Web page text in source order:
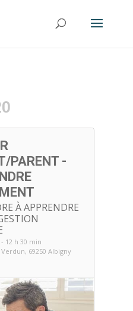
PARENT -
À APPRENDRE
12 h 30 min
69250 Albigny